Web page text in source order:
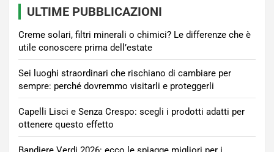
ULTIME PUBBLICAZIONI
Creme solari, filtri minerali o chimici? Le differenze che è
utile conoscere prima dell’estate
Sei luoghi straordinari che rischiano di cambiare per
sempre: perché dovremmo visitarli e proteggerli
Capelli Lisci e Senza Crespo: scegli i prodotti adatti per
ottenere questo effetto